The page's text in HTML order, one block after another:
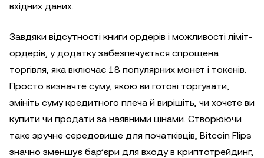
вхідних даних.
Завдяки відсутності книги ордерів і можливості ліміт-
ордерів, у додатку забезпечується спрощена
торгівля, яка включає 18 популярних монет і токенів.
Просто визначте суму, якою ви готові торгувати,
змініть суму кредитного плеча й вирішіть, чи хочете ви
купити чи продати за наявними цінами. Створюючи
таке зручне середовище для початківців, Bitcoin Flips
значно зменшує бар’єри для входу в криптотрейдинг,